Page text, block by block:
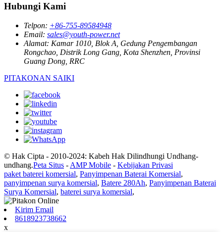
Hubungi Kami
Telpon: +86-755-89584948
Email: sales@youth-power.net
Alamat: Kamar 1010, Blok A, Gedung Pengembangan
Rongchao, Distrik Long Gang, Kota Shenzhen, Provinsi
Guang Dong, RRC
PITAKONAN SAIKI
© Hak Cipta - 2010-2024: Kabeh Hak Dilindhungi Undhang-
undhang.Peta Situs - AMP Mobile - Kebijakan Privasi
paket baterei komersial, Panyimpenan Baterai Komersial,
panyimpenan surya komersial, Batere 280Ah, Panyimpenan Baterai
Surya Komersial, baterei surya komersial,
Kirim Email
8618923738662
x